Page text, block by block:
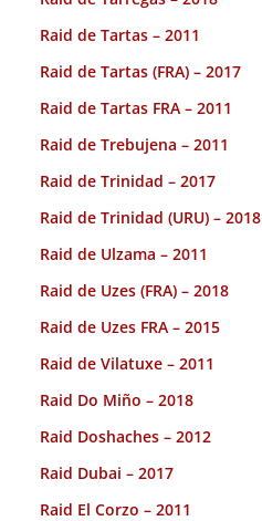
Raid de Tartas – 2011
Raid de Tartas (FRA) – 2017
Raid de Tartas FRA – 2011
Raid de Trebujena – 2011
Raid de Trinidad – 2017
Raid de Trinidad (URU) – 2018
Raid de Ulzama – 2011
Raid de Uzes (FRA) – 2018
Raid de Uzes FRA – 2015
Raid de Vilatuxe – 2011
Raid Do Miño – 2018
Raid Doshaches – 2012
Raid Dubai – 2017
Raid El Corzo – 2011